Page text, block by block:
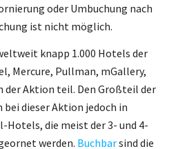
oder Umbuchung nach
ist nicht möglich.
knapp 1.000 Hotels der
Mercure, Pullman, mGallery,
der Aktion teil. Den Großteil der
dieser Aktion jedoch in
Hotels, die meist der 3- und 4-
werden. Buchbarsind die